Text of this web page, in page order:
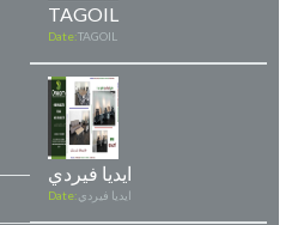
TAGOIL
Date:TAGOIL
ايديا فيردي
Date:ايديا فيردي